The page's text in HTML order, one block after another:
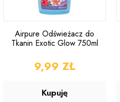
Airpure Odświeżacz do
Tkanin Exotic Glow 750ml
CENA
9,99 ZŁ
Kupuję